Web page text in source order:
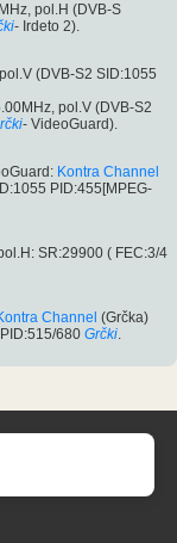
pol.H (DVB-S
- Irdeto 2).
(DVB-S2 SID:1055
pol.V (DVB-S2
- VideoGuard).
Kontra Channel
PID:455[MPEG-
SR:29900 ( FEC:3/4
Channel (Grčka)
680 Grčki.